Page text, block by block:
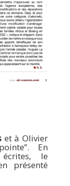
et à Olivier
En
le
présenté